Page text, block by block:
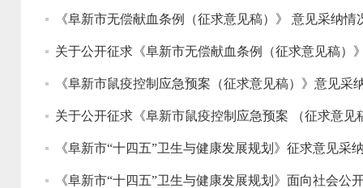
《阜新市无偿献血条例（征求意见稿）》 意见采纳情
关于公开征求《阜新市无偿献血条例（征求意见稿）
《阜新市鼠疫控制应急预案（征求意见稿）》意见采
关于公开征求《阜新市鼠疫控制应急预案 （征求意见
《阜新市“十四五”卫生与健康发展规划》征求意见采
《阜新市“十四五”卫生与健康发展规划》面向社会公